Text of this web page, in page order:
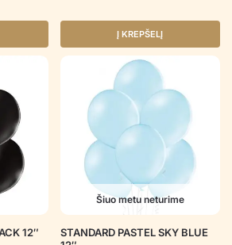
Į KREPŠELĮ
12″
Šiuo metu neturime
STANDARD PASTEL SKY BLUE